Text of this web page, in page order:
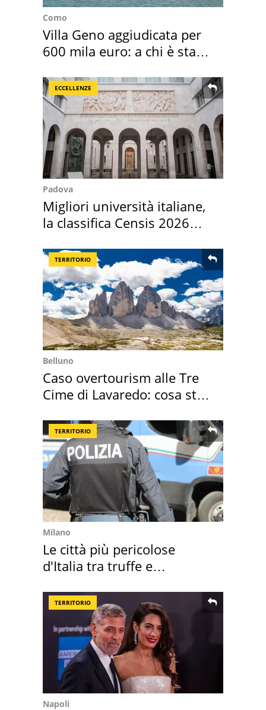
Como
Villa Geno aggiudicata per
600 mila euro: a chi è stata
ECCELLENZE
Padova
Migliori università italiane,
la classifica Censis 2026
TERRITORIO
Belluno
Caso overtourism alle Tre
Cime di Lavaredo: cosa sta
TERRITORIO
Milano
Le città più pericolose
d'Italia tra truffe e
TERRITORIO
Napoli